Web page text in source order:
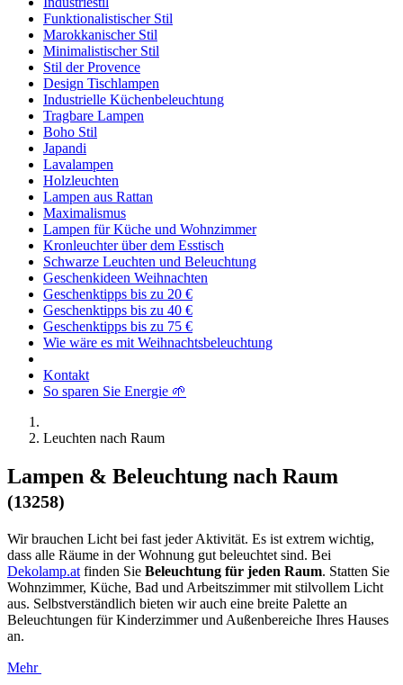
Funktionalistischer Stil
Marokkanischer Stil
Minimalistischer Stil
Stil der Provence
Design Tischlampen
Industrielle Küchenbeleuchtung
Tragbare Lampen
Boho Stil
Japandi
Lavalampen
Holzleuchten
Lampen aus Rattan
Maximalismus
Lampen für Küche und Wohnzimmer
Kronleuchter über dem Esstisch
Schwarze Leuchten und Beleuchtung
Geschenkideen Weihnachten
Geschenktipps bis zu 20 €
Geschenktipps bis zu 40 €
Geschenktipps bis zu 75 €
Wie wäre es mit Weihnachtsbeleuchtung
Kontakt
So sparen Sie Energie 🌱
Leuchten nach Raum
Lampen & Beleuchtung nach Raum
(13258)
Wir brauchen Licht bei fast jeder Aktivität. Es ist extrem wichtig,
dass alle Räume in der Wohnung gut beleuchtet sind. Bei
Dekolamp.at finden Sie Beleuchtung für jeden Raum. Statten Sie
Wohnzimmer, Küche, Bad und Arbeitszimmer mit stilvollem Licht
aus. Selbstverständlich bieten wir auch eine breite Palette an
Beleuchtungen für Kinderzimmer und Außenbereiche Ihres Hauses
an.
Mehr